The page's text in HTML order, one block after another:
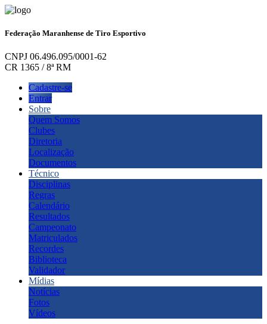
Federação Maranhense de Tiro Esportivo
CNPJ 06.496.095/0001-62
CR 1365 / 8ª RM
Cadastre-se
Entrar
Sobre
Quem Somos
Clubes
Diretoria
Localização
Documentos
Técnico
Disciplinas
Regras
Calendário
Resultados
Campeonato
Matriculados
Recordes
Biblioteca
Validador
Mídias
Notícias
Fotos
Vídeos